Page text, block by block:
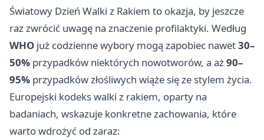
Światowy Dzień Walki z Rakiem to okazja, by jeszcze
raz zwrócić uwagę na znaczenie profilaktyki. Według
WHO już codzienne wybory mogą zapobiec nawet30–
50% przypadków niektórych nowotworów, a aż90–
95% przypadków złośliwych wiąże się ze stylem życia.
Europejski kodeks walki z rakiem, oparty na
badaniach, wskazuje konkretne zachowania, które
warto wdrożyć od zaraz: